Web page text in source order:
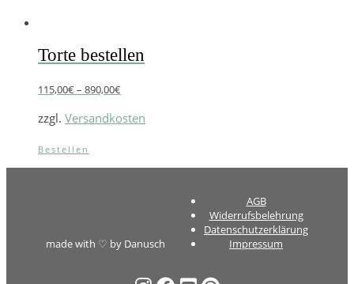
Torte bestellen
115,00€– 890,00€
zzgl. Versandkosten
Bestellen
made with ♡ by Danusch
AGB
Widerrufsbelehrung
Datenschutzerklärung
Impressum